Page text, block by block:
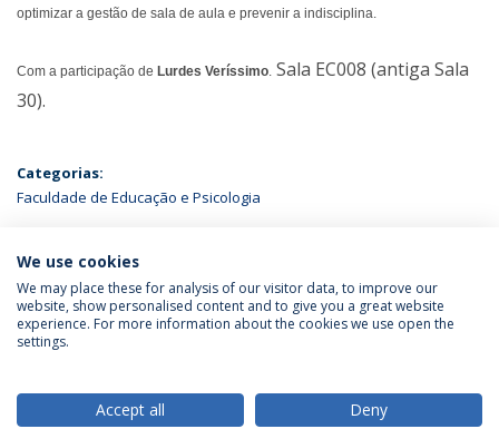
optimizar a gestão de sala de aula e prevenir a indisciplina.
Com a participação de Lurdes Veríssimo Sala EC008 (antiga Sala
30).
Categorias:
Faculdade de Educação e Psicologia
ÚLTIMAS NOTÍCIAS
Política de Privacidade
Termos & Condições
We use cookies
We may place these for analysis of our visitor data, to improve our
website, show personalised content and to give you a great website
experience. For more information about the cookies we use open the
settings.
Accept all Deny